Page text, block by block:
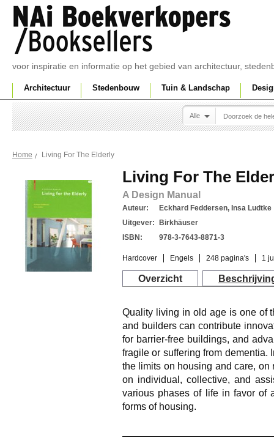
voor inspiratie en informatie op het gebied van architectuur,
Architectuur Stedenbouw Tuin & Landschap
Alle
Home Living For The Elderly
Living For The
A Design Manual
Auteur:
Eckhard Feddersen, Insa Ludtke
Uitgever:
Birkhäuser
ISBN:
978-3-7643-8871-3
Hardcover Engels 248 pagina's 1
Overzicht
Quality living in old age is one of
and builders can contribute
for barrier-free buildings, and
fragile or suffering from
the limits on housing and care,
on individual, collective, and
various phases of life in favor of
forms of housing.